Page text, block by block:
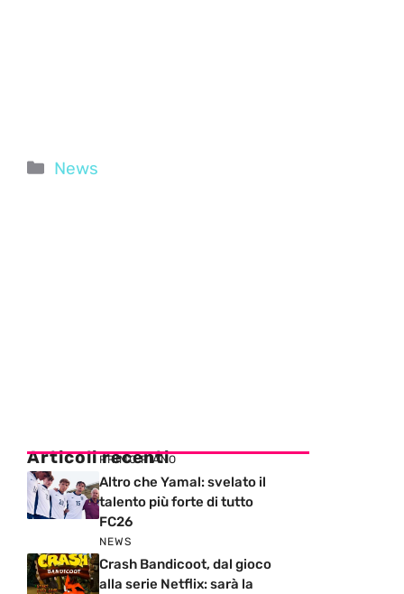
Categorie
News
Articoli recenti
PRIMO PIANO
Altro che Yamal: svelato il
talento più forte di tutto
FC26
NEWS
Crash Bandicoot, dal gioco
alla serie Netflix: sarà la